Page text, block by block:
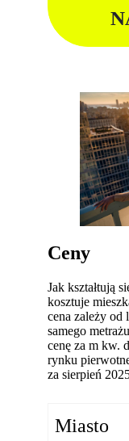
Ceny
Jak kształtują
kosztuje
cena zależy od
samego
cenę za m kw.
rynku
za sierpień
Miasto